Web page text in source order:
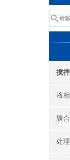
搅
液
聚
处